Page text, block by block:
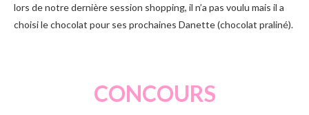
lors de notre dernière session shopping, il n’a pas voulu mais il a
choisi le chocolat pour ses prochaines Danette (chocolat praliné).
CONCOURS